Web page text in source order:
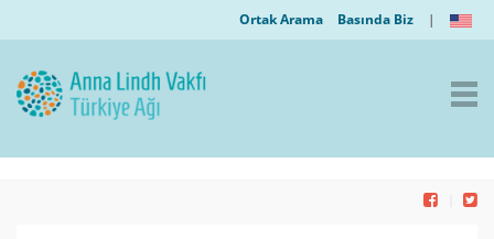
Ortak Arama Basında Biz |